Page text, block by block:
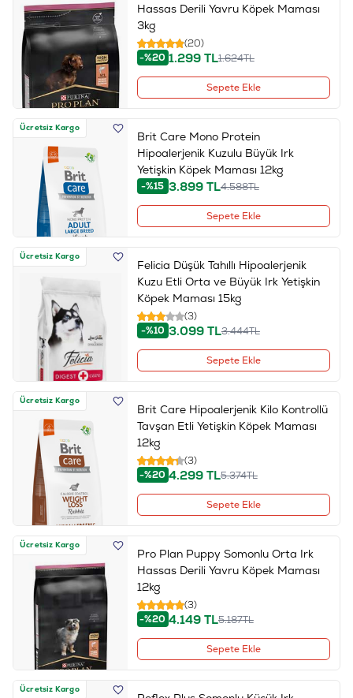
Hassas Derili Yavru Köpek Maması
3kg
(20)
-%20 1.299TL1.624TL
Sepete Ekle
Ücretsiz Kargo
Brit Care Mono Protein
Hipoalerjenik Kuzulu Büyük Irk
Yetişkin Köpek Maması 12kg
-%15 3.899TL4.588TL
Sepete Ekle
Ücretsiz Kargo
Felicia Düşük Tahıllı Hipoalerjenik
Kuzu Etli Orta ve Büyük Irk Yetişkin
Köpek Maması 15kg
(3)
-%10 3.099TL3.444TL
Sepete Ekle
Ücretsiz Kargo
Brit Care Hipoalerjenik Kilo Kontrollü
Tavşan Etli Yetişkin Köpek Maması
12kg
(3)
-%20 4.299TL5.374TL
Sepete Ekle
Ücretsiz Kargo
Pro Plan Puppy Somonlu Orta Irk
Hassas Derili Yavru Köpek Maması
12kg
(3)
-%20 4.149TL5.187TL
Sepete Ekle
Ücretsiz Kargo